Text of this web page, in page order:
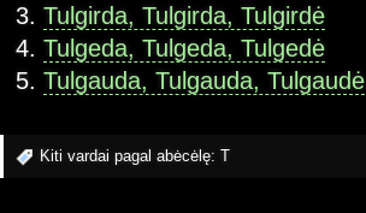
Tulgirda, Tulgirda, Tulgirdė
Tulgeda, Tulgeda, Tulgedė
Tulgauda, Tulgauda, Tulgaudė
Kiti vardai pagal abėcėlę: T